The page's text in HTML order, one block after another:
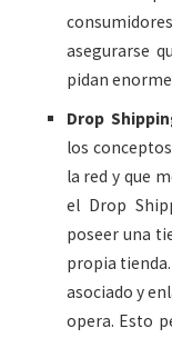
asegurarse
pidan
Drop
los
la red y que
el Drop
poseer una
propia
asociado y
opera. Esto